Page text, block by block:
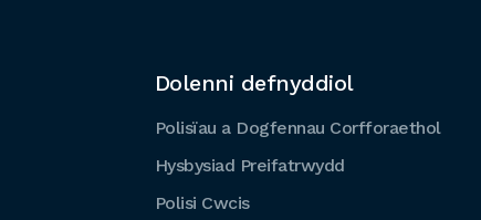
Dolenni defnyddiol
Polisïau a Dogfennau Corfforaethol
Hysbysiad Preifatrwydd
Polisi Cwcis